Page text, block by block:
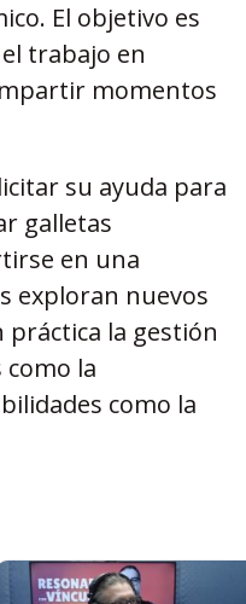
El objetivo es
trabajo en
momentos
su ayuda para
galletas
en una
exploran nuevos
práctica la gestión
como la
como la